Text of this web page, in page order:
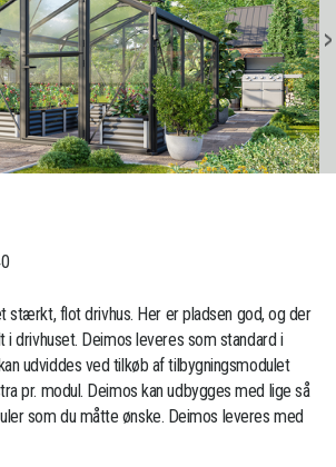
stærkt, flot drivhus. Her er pladsen god, og der
i drivhuset. Deimos leveres som standard i
udviddes ved tilkøb af tilbygningsmodulet
pr. modul. Deimos kan udbygges med lige så
som du måtte ønske. Deimos leveres med